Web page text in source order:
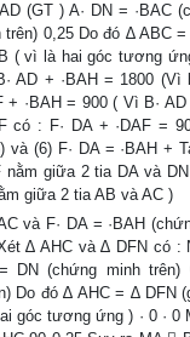
(GT ) A· DN = ·BAC
trên) 0,25 Do đó ∆ ABC
( vì là hai góc tương
AD + ·BAH = 1800
+ ·BAH = 900 ( Vì B·
có : F· DA + ·DAF =
và (6) F· DA = ·BAH +
nằm giữa 2 tia DA và DN
giữa 2 tia AB và AC )
và F· DA = ·BAH
∆ AHC và ∆ DFN có :
DN (chứng minh trên)
Do đó ∆ AHC = ∆ DFN
góc tương ứng ) · 0 · 0